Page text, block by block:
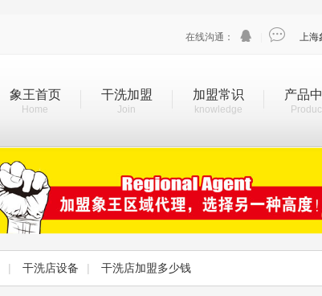
在线沟通：   上海
象王首页
Home
干洗加盟
Join
加盟常识
knowledge
产品
| 干洗店设备 | 干洗店加盟多少钱